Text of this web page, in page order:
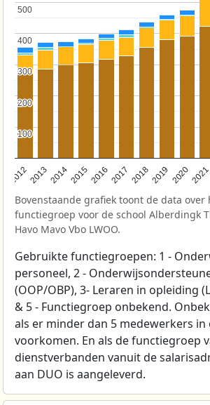
201220132014201520162017 20182019 20202021
100
100
200
200
300
300
400
400
500
500
Bovenstaande grafiek toont de data
functiegroep voor de school Alberdingk
Havo Mavo Vbo LWOO.
Gebruikte functiegroepen: 1 -
personeel, 2 -
(OOP/OBP), 3- Leraren in opleiding
& 5 - Functiegroep onbekend.
als er minder dan 5 medewerkers in
voorkomen. En als de functiegroep
dienstverbanden vanuit de
aan DUO is aangeleverd.